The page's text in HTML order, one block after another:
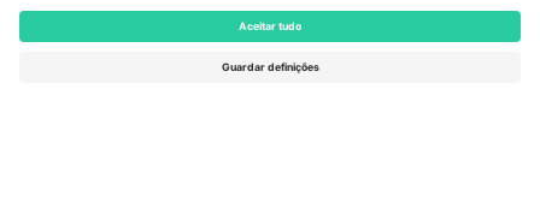
Newark, Delaware 19713, United
States
Engelberg, Switzerland